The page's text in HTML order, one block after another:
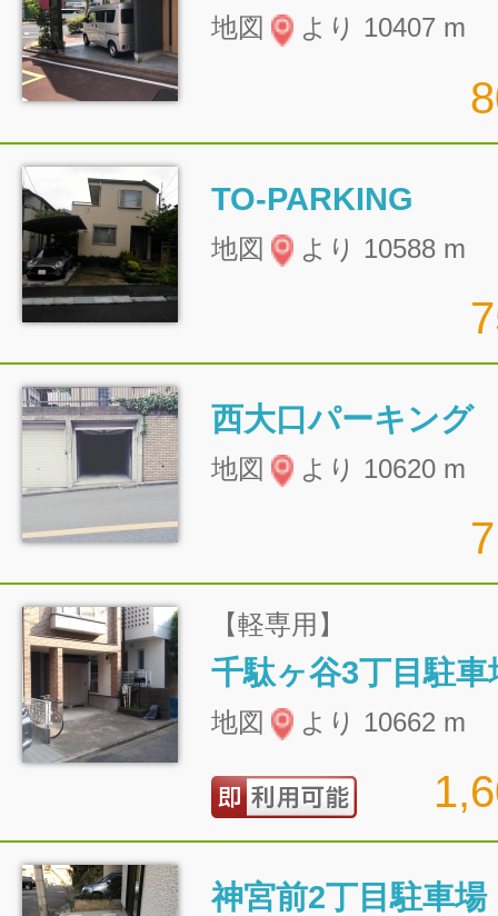
地図 より 10407 m
TO-PARKING
地図 より 10588 m
西大口パーキング
地図 より 10620 m
【軽専用】
千駄ヶ谷3丁目駐車
地図 より 10662 m
神宮前2丁目駐車場